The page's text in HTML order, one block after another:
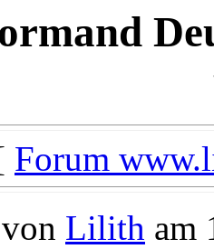
Forum
Lilith am